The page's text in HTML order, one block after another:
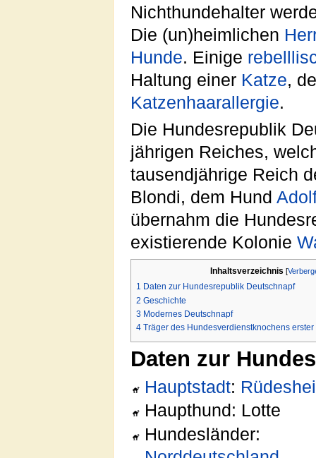
Nichthundehalter
Die (un)heimlichen
Hunde. Einige
Haltung einer Katze,
Katzenhaarallergie.
Die Hundesrepublik
jährigen Reiches,
tausendjährige Reich
Blondi, dem Hund
übernahm die
existierende Kolonie
Inhaltsverzeichnis [
1 Daten zur Hundesrepublik Deutschnapf
2 Geschichte
3 Modernes Deutschnapf
4 Träger des Hundesverdienstknochens
Daten zur
Hauptstadt:
Haupthund: Lotte
Hundesländer: